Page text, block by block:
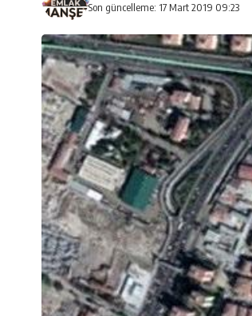
Son güncelleme: 17 Mart 2019 09:23